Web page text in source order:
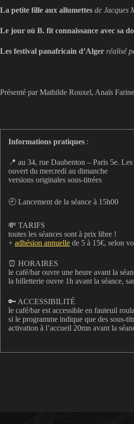
La petite fille aux allumettes de Jacques
Le jour où B. fit connaissance avec sa
Les festival panafricain d’Alger réalisé
Présenté par Mathilde Rouxel, Anaïs
Informations pratiques :
📍 au 34, rue Daubenton – Paris 5e. Les
ouvert du mercredi au dimanche
versions originales sous-titrées
🕘 Lancement de la séance à 15h00
💸 TARIFS
toutes les séances sont à prix libre !
+ adhésion annuelle de 5 à 15€, selon
⏰ HORAIRES
le café/bar ouvre une heure avant la
la billetterie ouvre 1h avant la séance,
🔑 ACCESSIBILITÉ
le café/bar est accessible en fauteuil
si le programme indique que des sous-
activation à l’accueil 20mn avant la